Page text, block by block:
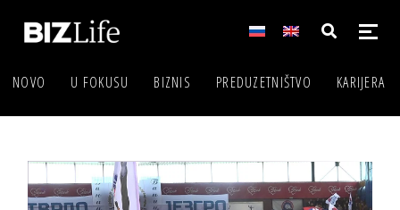
NOVO U FOKUSU BIZNIS PREDUZETNIŠTVO KARIJERA